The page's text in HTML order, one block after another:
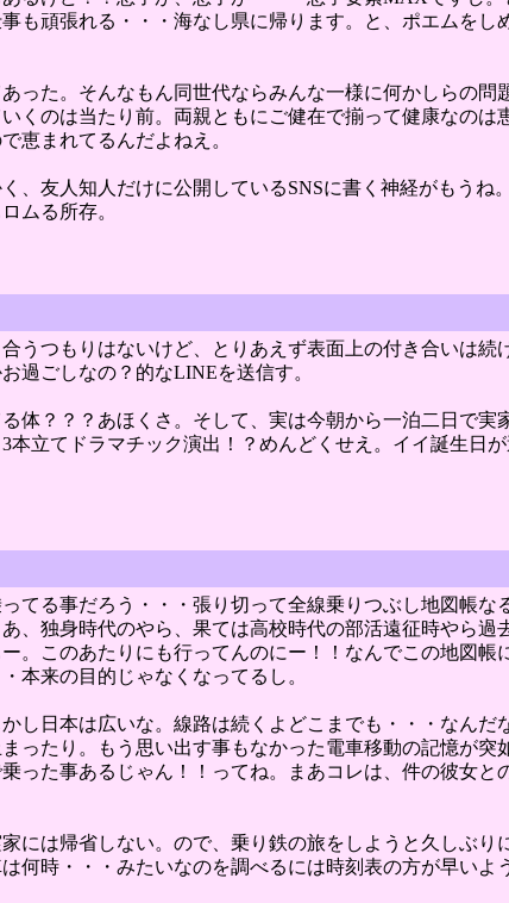
も頑張れる・・・海なし県に帰ります。と、ポエムをし
った。そんなもん同世代ならみんな一様に何かしらの問
くのは当たり前。両親ともにご健在で揃って健康なのは
恵まれてるんだよねえ。
、友人知人だけに公開しているSNSに書く神経がもうね
ムる所存。
うつもりはないけど、とりあえず表面上の付き合いは続
過ごしなの？的なLINEを送信す。
体？？？あほくさ。そして、実は今朝から一泊二日で実
立てドラマチック演出！？めんどくせえ。イイ誕生日
てる事だろう・・・張り切って全線乗りつぶし地図帳な
、独身時代のやら、果ては高校時代の部活遠征時やら過
。このあたりにも行ってんのにー！！なんでこの地図帳
本来の目的じゃなくなってるし。
し日本は広いな。線路は続くよどこまでも・・・なんだ
ったり。もう思い出す事もなかった電車移動の記憶が突
った事あるじゃん！！ってね。まあコレは、件の彼女と
には帰省しない。ので、乗り鉄の旅をしようと久しぶり
何時・・・みたいなのを調べるには時刻表の方が早いよ